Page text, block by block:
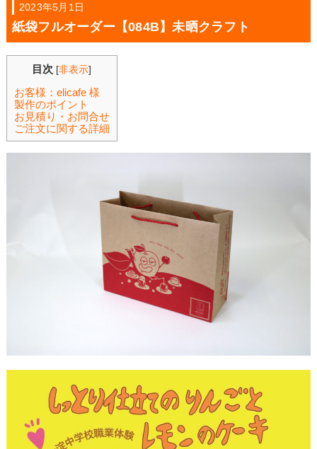
2023年5月1日
紙袋フルオーダー【084B】未晒クラフト
目次 [非表示]
お客様：elicafe 様
製作のポイント
お見積り・お問合せ
ご注文に関する詳細